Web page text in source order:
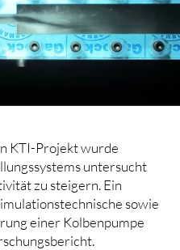
KTI-Projekt wurde
untersucht
zu steigern. Ein
sowie
einer Kolbenpumpe